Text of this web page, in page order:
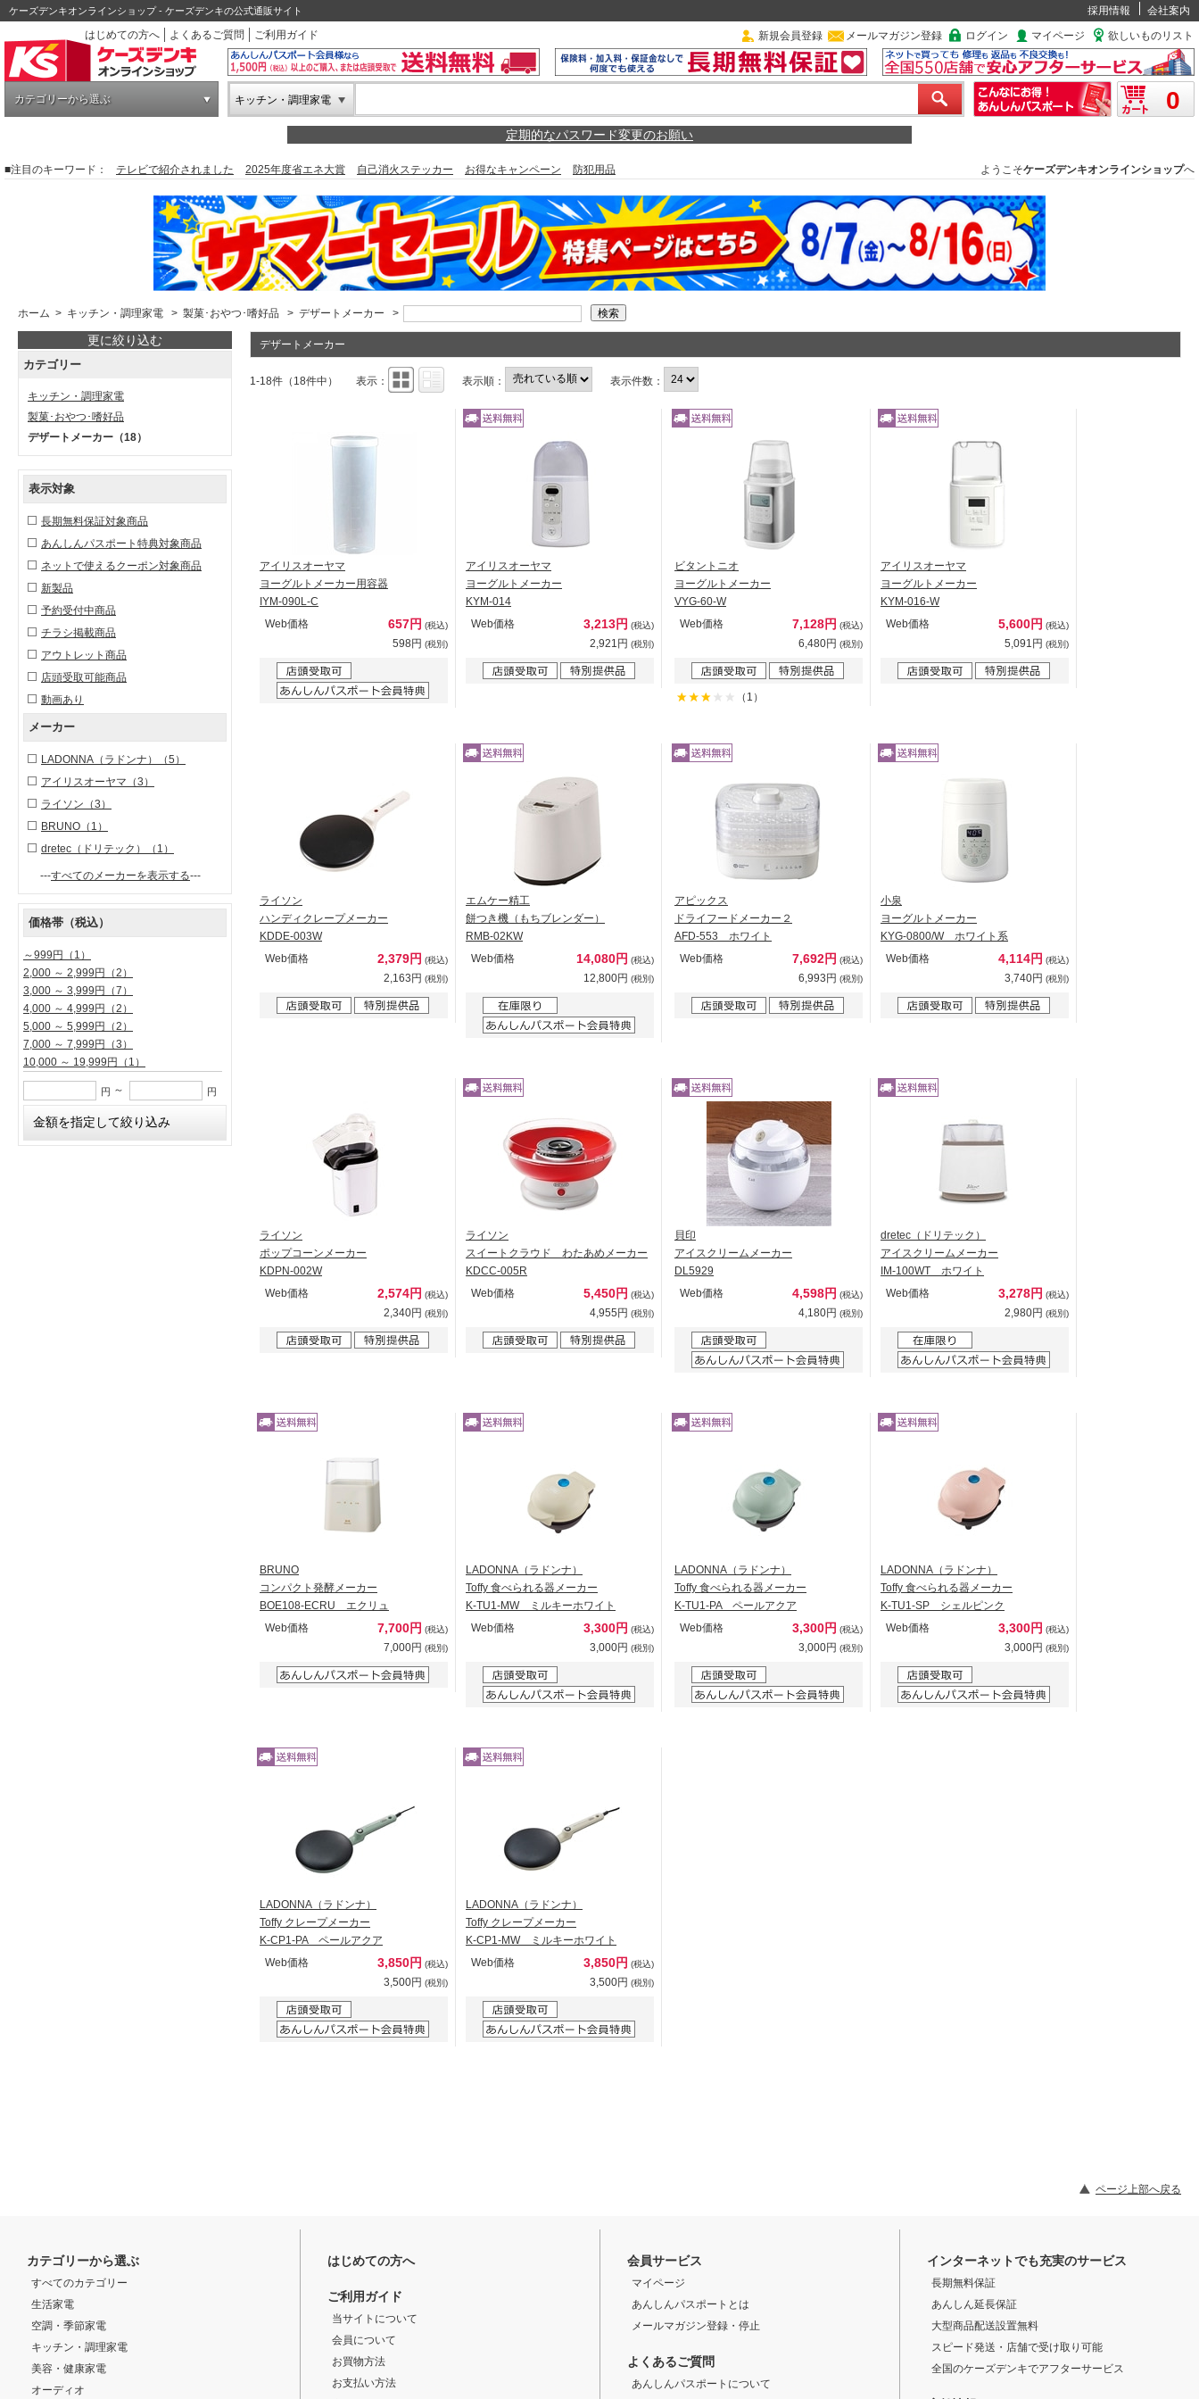
ケーズデンキオンラインショップ - ケーズデンキの公式通販サイト 採用情報
会社案内
はじめての方へ
よくあるご質問 ご利用ガイド 新規会員登録 メールマガジン登録 ログイン マイページ 欲しいものリスト
カテゴリーから選ぶ キッチン・調理家電 0
定期的なパスワード変更のお願い
■注目のキーワード： テレビで紹介されました 2025年度省エネ大賞 自己消火ステッカー お得なキャンペーン 防犯用品 ようこそケーズデンキオンラインショップへ
ホーム > キッチン・調理家電 > 製菓･おやつ･嗜好品 > デザートメーカー >
更に絞り込む
カテゴリー
キッチン・調理家電
製菓･おやつ･嗜好品
デザートメーカー （18）
表示対象
長期無料保証対象商品
あんしんパスポート特典対象商品
ネットで使えるクーポン対象商品
新製品
予約受付中商品
チラシ掲載商品
アウトレット商品
店頭受取可能商品
動画あり
メーカー
LADONNA（ラドンナ）
（5）
アイリスオーヤマ （3）
ライソン （3）
BRUNO （1）
dretec（ドリテック）
（1）
---すべてのメーカーを表示する---
価格帯（税込）
～999円
（1）
2,000 ～ 2,999円
（2）
3,000 ～ 3,999円
（7）
4,000 ～ 4,999円
（2）
5,000 ～ 5,999円
（2）
7,000 ～ 7,999円
（3）
10,000 ～ 19,999円
（1）
円 ～ 円
デザートメーカー
1-18件（18件中） 表示： 表示順： 表示件数：
アイリスオーヤマ
ヨーグルトメーカー用容器
IYM-090L-C
Web価格
657円 (税込)
598円 (税別)
アイリスオーヤマ
ヨーグルトメーカー
KYM-014
Web価格
3,213円 (税込)
2,921円 (税別)
ビタントニオ
ヨーグルトメーカー
VYG-60-W
Web価格
7,128円 (税込)
6,480円 (税別)
（1）
アイリスオーヤマ
ヨーグルトメーカー
KYM-016-W
Web価格
5,600円 (税込)
5,091円 (税別)
ライソン
ハンディクレープメーカー
KDDE-003W
Web価格
2,379円 (税込)
2,163円 (税別)
エムケー精工
餅つき機（もちブレンダー）
RMB-02KW
Web価格
14,080円 (税込)
12,800円 (税別)
アピックス
ドライフードメーカー２
AFD-553 ホワイト
Web価格
7,692円 (税込)
6,993円 (税別)
小泉
ヨーグルトメーカー
KYG-0800/W ホワイト系
Web価格
4,114円 (税込)
3,740円 (税別)
ライソン
ポップコーンメーカー
KDPN-002W
Web価格
2,574円 (税込)
2,340円 (税別)
ライソン
スイートクラウド わたあめメーカー
KDCC-005R
Web価格
5,450円 (税込)
4,955円 (税別)
貝印
アイスクリームメーカー
DL5929
Web価格
4,598円 (税込)
4,180円 (税別)
dretec（ドリテック）
アイスクリームメーカー
IM-100WT ホワイト
Web価格
3,278円 (税込)
2,980円 (税別)
BRUNO
コンパクト発酵メーカー
BOE108-ECRU エクリュ
Web価格
7,700円 (税込)
7,000円 (税別)
LADONNA（ラドンナ）
Toffy 食べられる器メーカー
K-TU1-MW ミルキーホワイト
Web価格
3,300円 (税込)
3,000円 (税別)
LADONNA（ラドンナ）
Toffy 食べられる器メーカー
K-TU1-PA ペールアクア
Web価格
3,300円 (税込)
3,000円 (税別)
LADONNA（ラドンナ）
Toffy 食べられる器メーカー
K-TU1-SP シェルピンク
Web価格
3,300円 (税込)
3,000円 (税別)
LADONNA（ラドンナ）
Toffy クレープメーカー
K-CP1-PA ペールアクア
Web価格
3,850円 (税込)
3,500円 (税別)
LADONNA（ラドンナ）
Toffy クレープメーカー
K-CP1-MW ミルキーホワイト
Web価格
3,850円 (税込)
3,500円 (税別)
ページ上部へ戻る
カテゴリーから選ぶ
すべてのカテゴリー
生活家電
空調・季節家電
キッチン・調理家電
美容・健康家電
オーディオ
はじめての方へ
ご利用ガイド
当サイトについて
会員について
お買物方法
お支払い方法
会員サービス
マイページ
あんしんパスポートとは
メールマガジン登録・停止
よくあるご質問
あんしんパスポートについて
インターネットでも充実のサービス
長期無料保証
あんしん延長保証
大型商品配送設置無料
スピード発送・店舗で受け取り可能
全国のケーズデンキでアフターサービス